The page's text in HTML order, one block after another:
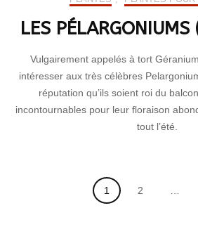
LES PÉLARGONIUMS
Vulgairement appelés à tort
intéresser aux très célèbres
réputation qu’ils soient roi du
incontournables pour leur floraison
tout l’été.
Page
1 Page
2